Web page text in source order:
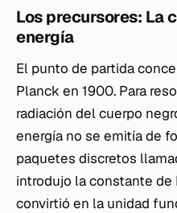
Los precursores: La
energía
El punto de partida
Planck en 1900. Para
radiación del cuerpo
energía no se emitía de
paquetes discretos
introdujo la constante de
convirtió en la unidad